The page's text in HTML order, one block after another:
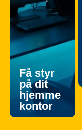
Få styr
på dit
hjemme
kontor